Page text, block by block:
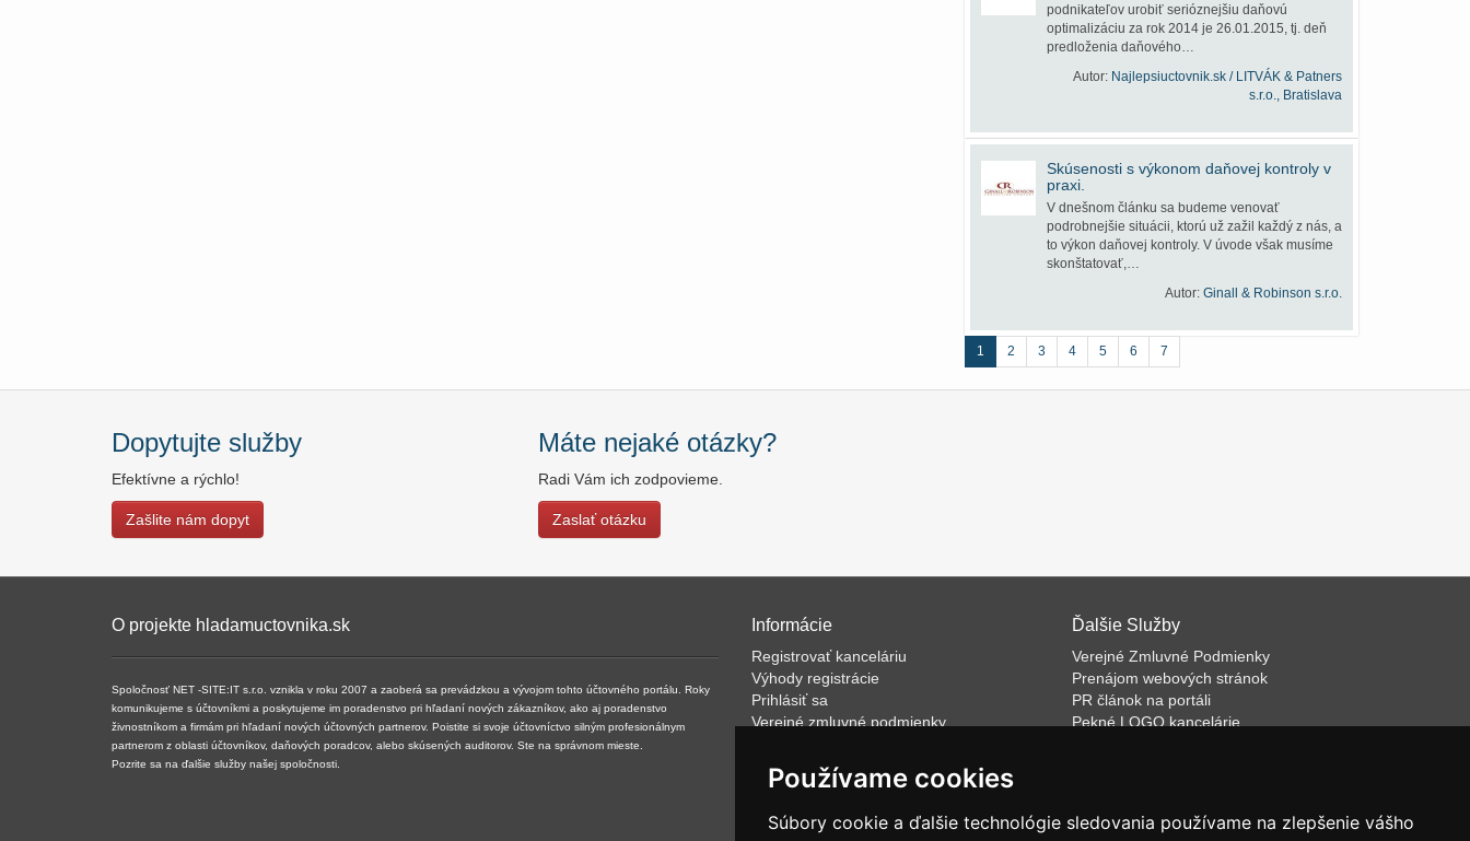
Používame cookies
Súbory cookie a ďalšie technológie sledovania používame na zlepšenie vášho
podnikateľov urobiť serióznejšiu daňovú
optimalizáciu za rok 2014 je 26.01.2015, tj. deň
predloženia daňového…
Autor: Najlepsiuctovnik.sk / LITVÁK & Patners
s.r.o., Bratislava
Skúsenosti s výkonom daňovej kontroly v
praxi.
V dnešnom článku sa budeme venovať
podrobnejšie situácii, ktorú už zažil každý z nás, a
to výkon daňovej kontroly. V úvode však musíme
skonštatovať,…
Autor: Ginall & Robinson s.r.o.
1 2 3 4 5 6 7
Dopytujte služby
Efektívne a rýchlo!
Zašlite nám dopyt
Máte nejaké otázky?
Radi Vám ich zodpovieme.
Zaslať otázku
O projekte hladamuctovnika.sk
Spoločnosť NET -SITE:IT s.r.o. vznikla v roku 2007 a ​​zaoberá sa prevádzkou a vývojom tohto účtovného portálu. Roky
komunikujeme s účtovníkmi a poskytujeme im poradenstvo pri hľadaní nových zákazníkov, ako aj poradenstvo
živnostníkom a firmám pri hľadaní nových účtovných partnerov. Poistite si svoje účtovníctvo silným profesionálnym
partnerom z oblasti účtovníkov, daňových poradcov, alebo skúsených auditorov. Ste na správnom mieste.
Pozrite sa na ďalšie služby našej spoločnosti.
Informácie
Registrovať kanceláriu
Výhody registrácie
Prihlásiť sa
Verejné zmluvné podmienky
VOP
FAQ
Rýchle vyhľadávanie
Ďalšie Služby
Verejné Zmluvné Podmienky
Prenájom webových stránok
PR článok na portáli
Pekné LOGO kancelárie